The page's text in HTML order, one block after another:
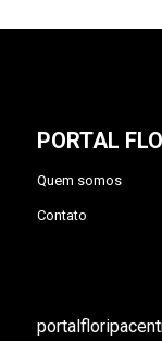
PORTAL
Quem somos
Contato